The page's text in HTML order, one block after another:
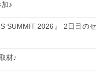
♪
SUMMIT 2026』 2日目のセ
材♪